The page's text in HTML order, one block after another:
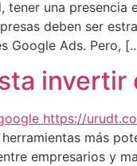
tener una
deben ser
Google Ads. Pero,
invertir
más
empresarios y